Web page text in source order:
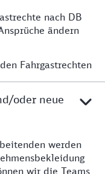
nach DB
ändern
Fahrgastrechten
oder neue
werden
wir die Teams